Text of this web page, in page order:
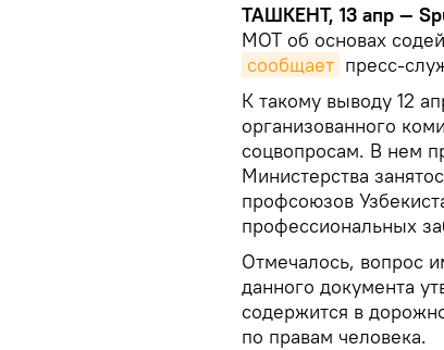
ТАШКЕНТ, 13 апр —
МОТ об основах
сообщает пресс-
К такому выводу 12
организованного
соцвопросам. В нем
Министерства
профсоюзов
профессиональных
Отмечалось, вопрос
данного документа
содержится в
по правам человека.